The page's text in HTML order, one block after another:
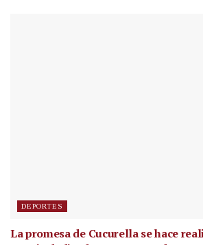
DEPORTES
La promesa de Cucurella se hace